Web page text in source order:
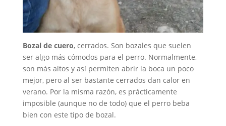
Bozal de cuero, cerrados. Son bozales que suelen
ser algo más cómodos para el perro. Normalmente,
son más altos y así permiten abrir la boca un poco
mejor, pero al ser bastante cerrados dan calor en
verano. Por la misma razón, es prácticamente
imposible (aunque no de todo) que el perro beba
bien con este tipo de bozal.